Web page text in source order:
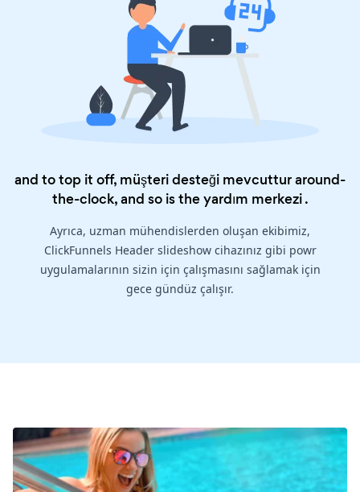
and to top it off, müşteri desteği mevcuttur around-
the-clock, and so is theyardım merkezi.
Ayrıca, uzman mühendislerden oluşan ekibimiz,
ClickFunnels Header slideshow cihazınız gibi powr
uygulamalarının sizin için çalışmasını sağlamak için
gece gündüz çalışır.